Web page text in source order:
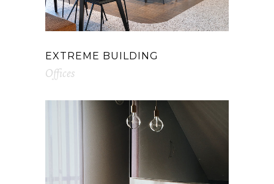
EXTREME BUILDING
Offices